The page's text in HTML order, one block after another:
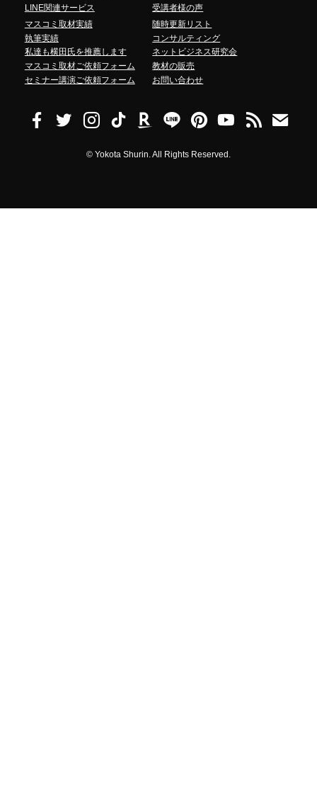
LINE関連サービス
受講者様の声
マスコミ取材実績
執筆実績
私達も横田氏を推薦します
マスコミ取材ご依頼フォーム
セミナー講演ご依頼フォーム
随時更新リスト
コンサルティング
ネットビジネス研究会
教材の販売
お問い合わせ
© Yokota Shurin. All Rights Reserved.